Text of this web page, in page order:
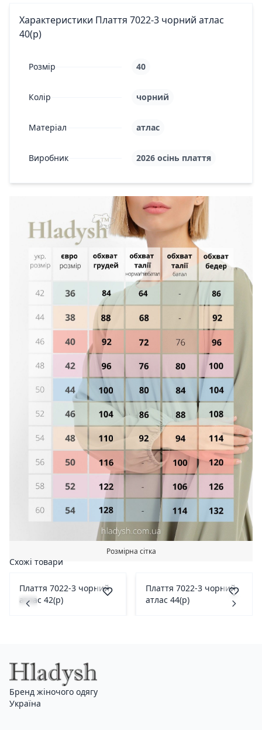
Характеристики Плаття 7022-3 чорний атлас
40(р)
Розмір 40
Колір чорний
Матеріал атлас
Виробник 2026 осінь плаття
Розмірна сітка
Схожі товари
Плаття 7022-3 чорний
атлас 42(р)
Плаття 7022-3 чорний
атлас 44(р)
Бренд жіночого одягу
Україна